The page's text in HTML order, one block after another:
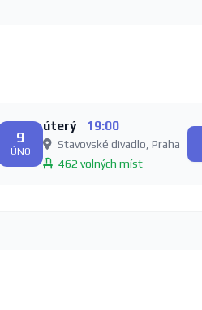
9
ÚNO
úterý 19:00
Stavovské divadlo, Praha
462 volných míst